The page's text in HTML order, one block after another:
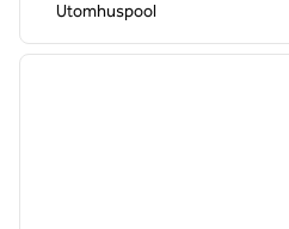
Utomhuspool
1 av 12